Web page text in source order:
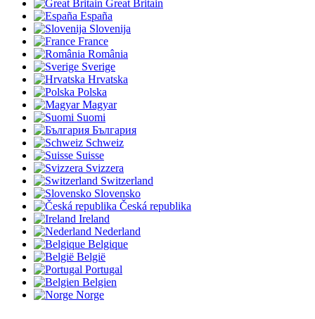
Great Britain
España
Slovenija
France
România
Sverige
Hrvatska
Polska
Magyar
Suomi
България
Schweiz
Suisse
Svizzera
Switzerland
Slovensko
Česká republika
Ireland
Nederland
Belgique
België
Portugal
Belgien
Norge